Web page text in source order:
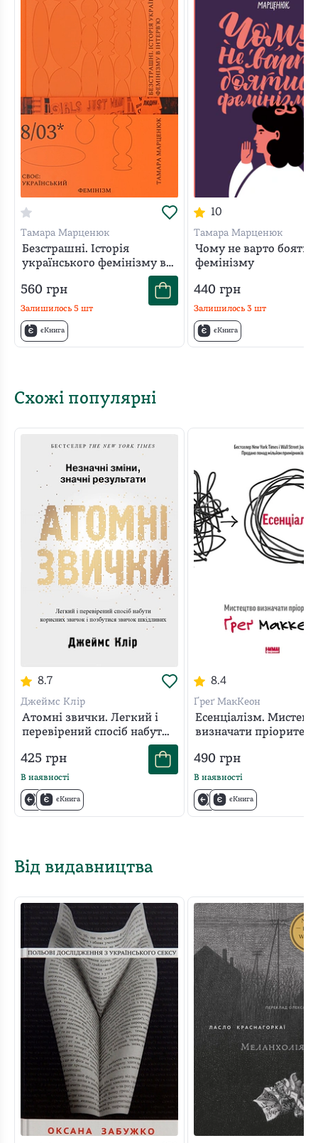
культури, зокрема список фільмів, рекомендованих до
перегляду, — це не підручник, а радше захопливий
довідник, що допоможе зорієнтуватися тим, для кого
ця тема нова, і впорядкувати свої знання читачам і
читачкам, які цікавляться питаннями гендеру.
Тамара Марценюк
Безстрашні. Історія
українського фемінізму в
560 грн
Залишилось 5 шт
єКнига
10
Тамара Марценюк
Чому не варто
фемінізму
440грн
Залишилось 3шт
єКнига
Схожі популярні
8.7
Джеймс Клір
Атомні звички. Легкий і
перевірений спосіб набути
позбутися звичок
шкідливих
425 грн
В наявності
єКнига
8.4
Ґреґ МакКеон
Есенціалізм.
визначати пріоритети
490грн
В наявності
єКнига
Від видавництва